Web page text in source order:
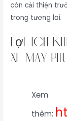
còn cải thiện
trong tương lai.
Lợi Ích
xe máy
Xem
thêm: